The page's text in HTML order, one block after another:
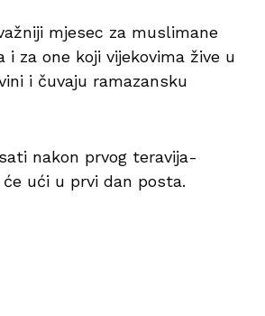
mjesec za muslimane
i za one koji vijekovima žive u
i čuvaju ramazansku
nakon prvog teravija-
ući u prvi dan posta.